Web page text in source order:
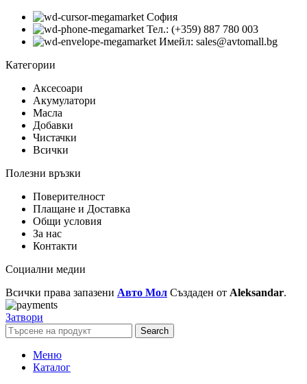
София
Тел.: (+359) 887 780 003
Имейл: sales@avtomall.bg
Категории
Аксесоари
Акумулатори
Масла
Добавки
Чистачки
Всички
Полезни връзки
Поверителност
Плащане и Доставка
Общи условия
За нас
Контакти
Социални медии
Всички права запазени Авто Мол Създаден от Aleksandar.
Затвори
Search
Меню
Каталог